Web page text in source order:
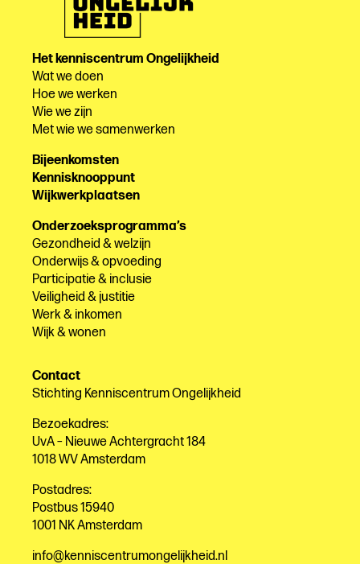
Het kenniscentrum Ongelijkheid
Wat we doen
Hoe we werken
Wie we zijn
Met wie we samenwerken
Bijeenkomsten
Kennisknooppunt
Wijkwerkplaatsen
Onderzoeksprogramma’s
Gezondheid & welzijn
Onderwijs & opvoeding
Participatie & inclusie
Veiligheid & justitie
Werk & inkomen
Wijk & wonen
Contact
Stichting Kenniscentrum Ongelijkheid
Bezoekadres:
UvA – Nieuwe Achtergracht 184
1018 WV Amsterdam
Postadres:
Postbus 15940
1001 NK Amsterdam
info@kenniscentrumongelijkheid.nl